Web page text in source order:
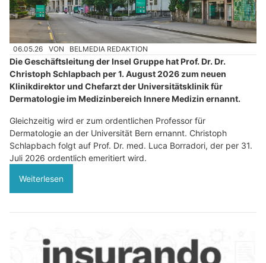
06.05.26 VON BELMEDIA REDAKTION
Die Geschäftsleitung der Insel Gruppe hat Prof. Dr. Dr.
Christoph Schlapbach per 1. August 2026 zum neuen
Klinikdirektor und Chefarzt der Universitätsklinik für
Dermatologie im Medizinbereich Innere Medizin ernannt.
Gleichzeitig wird er zum ordentlichen Professor für
Dermatologie an der Universität Bern ernannt. Christoph
Schlapbach folgt auf Prof. Dr. med. Luca Borradori, der per 31.
Juli 2026 ordentlich emeritiert wird.
Weiterlesen